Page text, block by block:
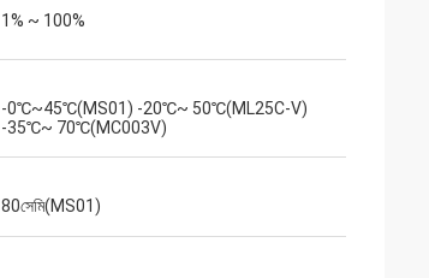
1% ~ 100%
-0℃~45℃(MS01) -20℃~ 50℃(ML25C-V)
-35℃~ 70℃(MC003V)
80সেমি(MS01)